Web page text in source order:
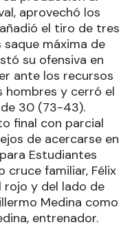
aprovechó los
el tiro de tres
máxima de
su ofensiva en
ante los recursos
hombres y cerró el
30 (73-43).
final con parcial
de acercarse en
Estudiantes
cruce familiar, Félix
rojo y del lado de
Medina como
entrenador.